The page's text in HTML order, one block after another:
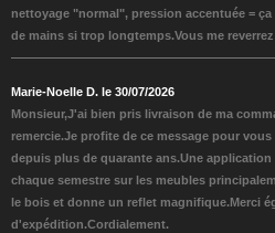
nettoyage "normal", pression accentuée =
de mains si trop longtemps.Vous me
Marie-Noelle D. le 30/07/2026
Monsieur,J'ai bien pris livraison de ma
remercie.Je profite de ce message pour
depuis plus de quarante ans.Une
chaque semestre sur les meubles
le bois et donne un reflet magnifique.Merci
d'expédition.Cordialement.